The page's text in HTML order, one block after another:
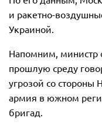
и ракетно-
Украиной.
Напомним,
прошлую среду
угрозой со
армия в южном
бригад.